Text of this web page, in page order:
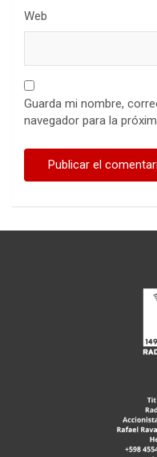
Web
Guarda mi nombre,
navegador para la